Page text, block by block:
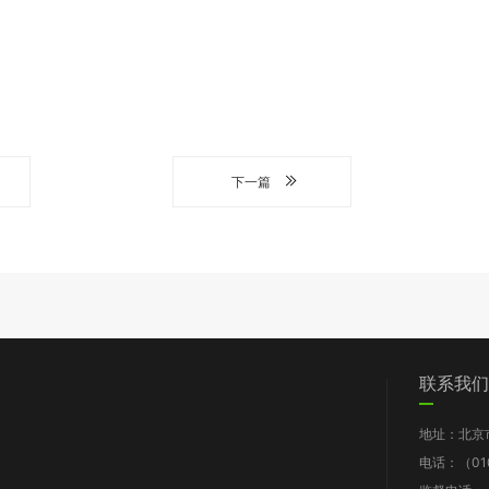
下一篇
联系我们
地址：北京
电话：（